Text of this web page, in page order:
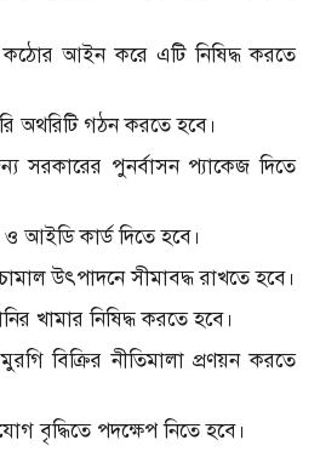
কঠোর আইন করে এটি নিষিদ্ধ করতে
অথরিটি গঠন করতে হবে।
সরকারের পুনর্বাসন প্যাকেজ দিতে
ও আইডি কার্ড দিতে হবে।
উৎপাদনে সীমাবদ্ধ রাখতে হবে।
খামার নিষিদ্ধ করতে হবে।
বিক্রির নীতিমালা প্রণয়ন করতে
বৃদ্ধিতে পদক্ষেপ নিতে হবে।